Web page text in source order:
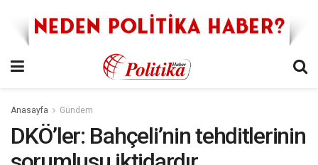
Anasayfa Gündem
DKÖ’ler: Bahçeli’nin tehditlerinin